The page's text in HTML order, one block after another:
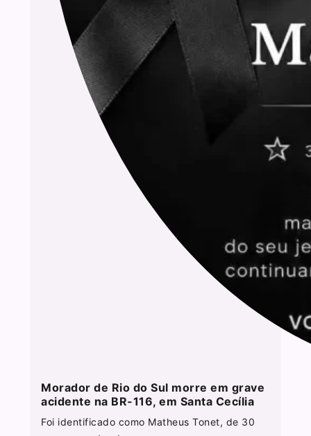
Morador de Rio do Sul morre em grave
acidente na BR-116, em Santa Cecília
Foi identificado como Matheus Tonet, de 30